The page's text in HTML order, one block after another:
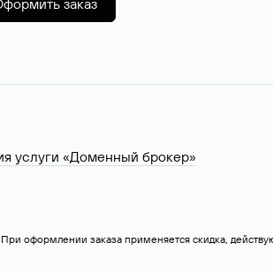
заказ
услуги «Доменный брокер»
оформлении заказа применяется скидка,